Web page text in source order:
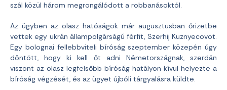
szál közül három megrongálódott a robbanásoktól.
Az ügyben az olasz hatóságok már augusztusban őrizetbe
vettek egy ukrán állampolgárságú férfit, Szerhij Kuznyecovot.
Egy bolognai fellebbviteli bíróság szeptember közepén úgy
döntött, hogy ki kell őt adni Németországnak, szerdán
viszont az olasz legfelsőbb bíróság hatályon kívül helyezte a
bíróság végzését, és az ügyet újbóli tárgyalásra küldte.